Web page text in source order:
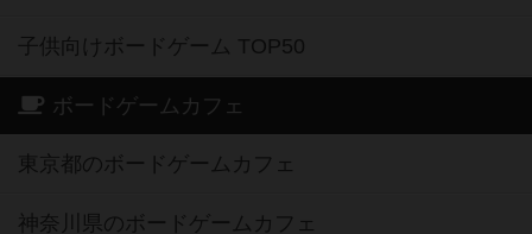
子供向けボードゲーム TOP50
ボードゲームカフェ
東京都のボードゲームカフェ
神奈川県のボードゲームカフェ